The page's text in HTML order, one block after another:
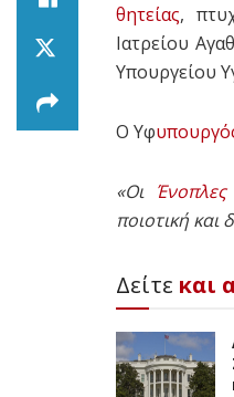
θητείας,
Ιατρείου
Υπουργείου
O Υφ
«Οι
ποιοτική και
Δείτε και